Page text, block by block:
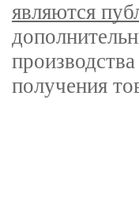
являются
получения